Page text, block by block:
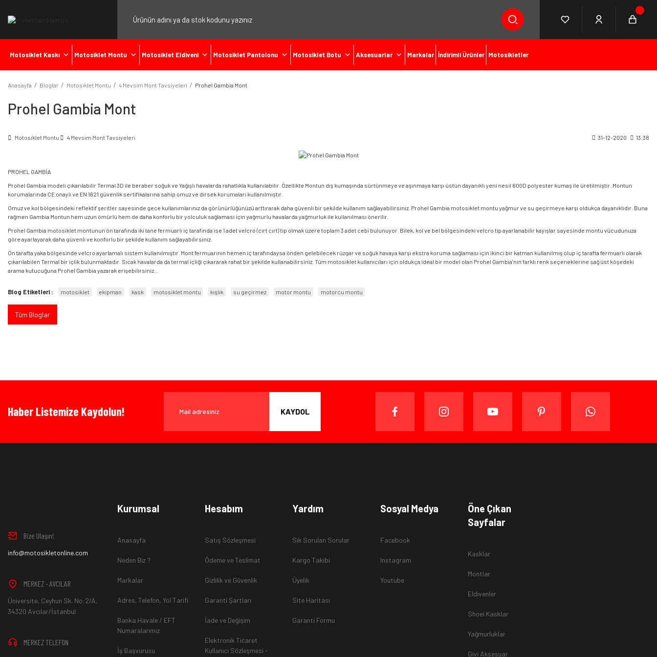
Motosiklet Kaskı Motosiklet Montu Motosiklet Eldiveni Motosiklet Pantolonu Motosiklet Botu Aksesuarlar Markalar İndirimli Ürünler Motosikletler
Anasayfa Bloglar Motosiklet Montu 4 Mevsim Mont Tavsiyeleri Prohel Gambia Mont
Prohel Gambia Mont
Motosiklet Montu 4 Mevsim Mont Tavsiyeleri 31-12-2020 13:38
PROHEL GAMBİA
Prohel Gambia modeli çıkarılabilir Termal 3D ile beraber soğuk ve Yağışlı havalarda rahatlıkla kullanılabilir. Özellikte Montun dış kumaşında sürtünmeye ve aşınmaya karşı üstün dayanıklı yeni nesil 600D polyester kumaş ile üretilmiştir. Montun
korumalarında CE onaylı ve EN 1621 güvenlik sertifikalarına sahip omuz ve dirsek korumaları kullanılmıştır.
Omuz ve kol bölgesindeki reflektif şeritler sayesinde gece kullanımlarınız da görünürlüğünüzü arttırarak daha güvenli bir şekilde kullanım sağlayabilirsiniz. Prohel Gambia motosiklet montu yağmur ve su geçirmeye karşı oldukça dayanıklıdır. Buna
rağmen Gambia Montun hem uzun ömürlü hem de daha konforlu bir yolculuk sağlaması için yağmurlu havalarda yağmurluk ile kullanılması önerilir.
Prohel Gambia motosiklet montunun ön tarafında iki tane fermuarlı iç tarafında ise 1 adet velcro (cırt cırt) tip olmak üzere toplam 3 adet cebi bulunuyor. Bilek, kol ve bel bölgesindeki velcro tip ayarlanabilir kayışlar sayesinde montu vücudunuza
göre ayarlayarak daha güvenli ve konforlu bir şekilde kullanım sağlayabilirsiniz.
Ön tarafta yaka bölgesinde velcro ayarlamalı sistem kullanılmıştır. Mont fermuarının hemen iç tarafındaysa önden gelebilecek rüzgar ve soğuk havaya karşı ekstra koruma sağlaması için ikinci bir katman kullanılmış olup iç tarafta fermuarlı olarak
çıkarılabilen Termal bir içlik bulunmaktadır. Sıcak havalarda da termal içliği çıkararak rahat bir şekilde kullanabilirsiniz. Tüm motosiklet kullanıcıları için oldukça ideal bir model olan Prohel Gambia’nın farklı renk seçeneklerine sağ üst köşedeki
arama kutucuğuna Prohel Gambia yazarak erişebilirsiniz...
Blog Etiketleri : motosiklet ekipman kask motosiklet montu kışlık su geçirmez motor montu motorcu montu
Tüm Bloglar
Haber Listemize Kaydolun! KAYDOL
Bize Ulaşın!
info@motosikletonline.com
MERKEZ - AVCILAR
Üniversite, Ceyhun Sk. No:2/A,
34320 Avcılar/İstanbul
MERKEZ TELEFON
Kurumsal
Anasayfa
Neden Biz ?
Markalar
Adres, Telefon, Yol Tarifi
Banka Havale / EFT
Numaralarımız
İş Başvurusu
Hesabım
Satış Sözleşmesi
Ödeme ve Teslimat
Gizlilik ve Güvenlik
Garanti Şartları
İade ve Değişim
Elektronik Ticaret
Kullanıcı Sözleşmesi -
Yardım
Sık Sorulan Sorular
Kargo Takibi
Üyelik
Site Haritası
Garanti Formu
Sosyal Medya
Facebook
Instagram
Youtube
Öne Çıkan
Sayfalar
Kasklar
Montlar
Eldivenler
Shoei Kasklar
Yağmurluklar
Givi Aksesuar